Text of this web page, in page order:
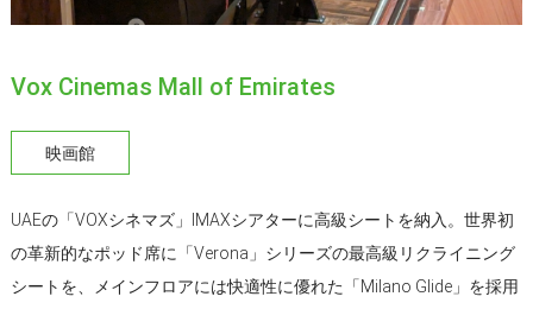
Vox Cinemas Mall of Emirates
映画館
UAEの「VOXシネマズ」IMAXシアターに高級シートを納入。世界初
の革新的なポッド席に「Verona」シリーズの最高級リクライニング
シートを、メインフロアには快適性に優れた「Milano Glide」を採用